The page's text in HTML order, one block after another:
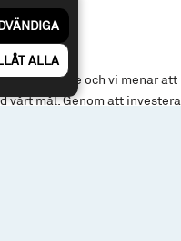
och vi menar att
vårt mål. Genom att investera
ALLA